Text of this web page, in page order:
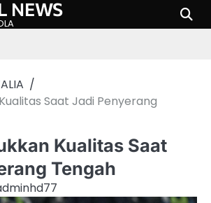
NEWS
Saat Jadi Penyerang
Kualitas Saat
Tengah